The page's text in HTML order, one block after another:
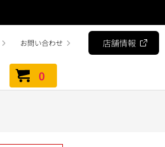
お問い合わせ 店舗情報
0